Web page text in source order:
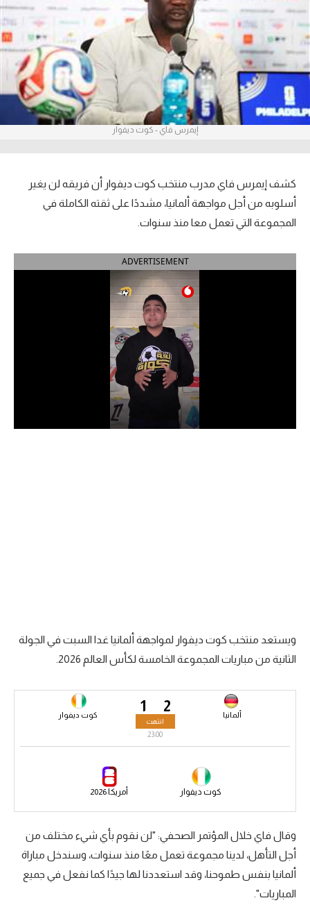
آراء حرة
ركن الألعاب
بطولات
أمريكا 2026
الدوري الإنجليزي الممتاز
الدوري الإسباني
الدوري السعودي للمحترفين
دوري أبطال إفريقيا
سعودي في الجول
الدوري الإنجليزي
الدوري الإسباني
كرة السلة الأمريكية
كرة سلة
كرة يد
إيمرس فاي - كوت ديفوار
كشف إيمرس فاي مدرب منتخب كوت ديفوار أن فريقه لن يغير
أسلوبه من أجل مواجهة ألمانيا، مشددًا على ثقته الكاملة في
المجموعة التي تعمل معا منذ سنوات.
ADVERTISEMENT
ويستعد منتخب كوت ديفوار لمواجهة ألمانيا غدا السبت في الجولة
الثانية من مباريات المجموعة الخامسة لكأس العالم 2026.
2 ألمانيا 1 كوت ديفوار
انتهت
23:00
كوت ديفوار أمريكا 2026
وقال فاي خلال المؤتمر الصحفي: "لن نقوم بأي شيء مختلف من
أجل التأهل، لدينا مجموعة تعمل معًا منذ سنوات، وسندخل مباراة
ألمانيا بنفس طموحنا، وقد استعددنا لها جيدًا كما نفعل في جميع
المباريات".